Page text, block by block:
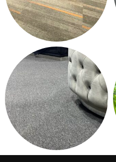
KARO HALI
249 products